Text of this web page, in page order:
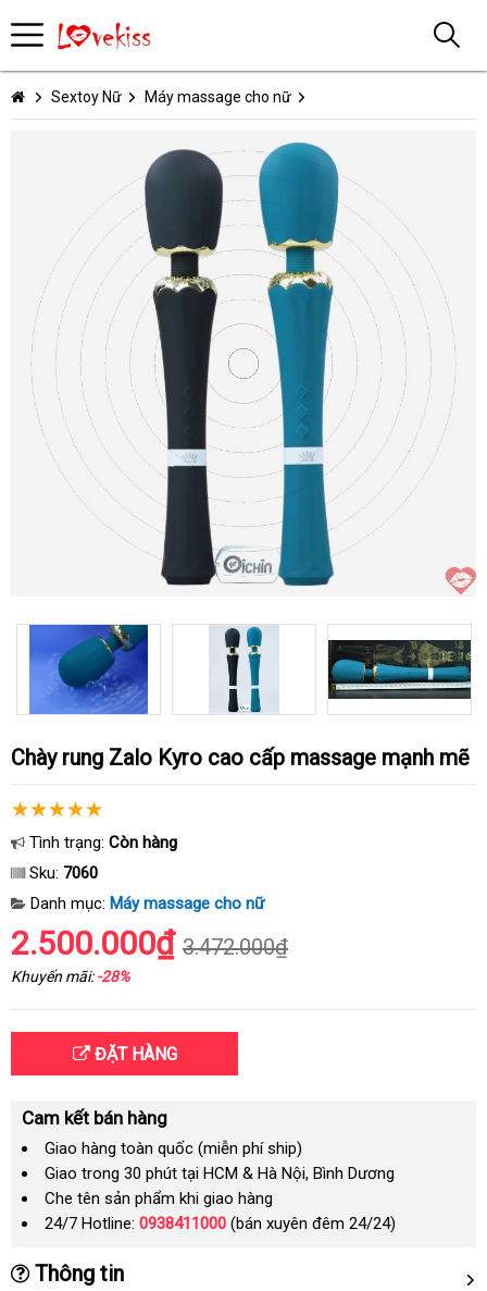
Sextoy Nữ Máy massage cho nữ
Chày rung Zalo Kyro cao cấp massage mạnh mẽ
Tình trạng: Còn hàng
Sku: 7060
Danh mục: Máy massage cho nữ
2.500.000₫ 3.472.000₫
Khuyến mãi:-28%
ĐẶT HÀNG
Cam kết bán hàng
Giao hàng toàn quốc (miễn phí ship)
Giao trong 30 phút tại HCM & Hà Nội, Bình Dương
Che tên sản phẩm khi giao hàng
24/7 Hotline: 0938411000 (bán xuyên đêm 24/24)
Thông tin